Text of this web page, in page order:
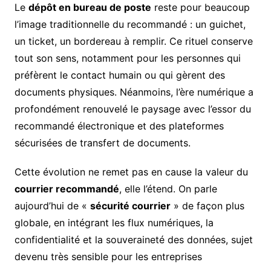
Le dépôt en bureau de poste reste pour beaucoup
l’image traditionnelle du recommandé : un guichet,
un ticket, un bordereau à remplir. Ce rituel conserve
tout son sens, notamment pour les personnes qui
préfèrent le contact humain ou qui gèrent des
documents physiques. Néanmoins, l’ère numérique a
profondément renouvelé le paysage avec l’essor du
recommandé électronique et des plateformes
sécurisées de transfert de documents.
Cette évolution ne remet pas en cause la valeur du
courrier recommandé, elle l’étend. On parle
aujourd’hui de « sécurité courrier» de façon plus
globale, en intégrant les flux numériques, la
confidentialité et la souveraineté des données, sujet
devenu très sensible pour les entreprises